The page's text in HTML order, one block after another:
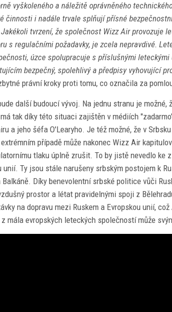
vyškoleného a náležitě oprávněného
činnosti i nadále trvale splňují přísné
tvrzení, že společnost Wizz Air provozuje
s regulačními požadavky, je zcela nepravdivé.
úzce spolupracuje s příslušnými leteckými
bezpečný, spolehlivý a předpisy vyhovující
právní kroky proti tomu, co označila za
další budoucí vývoj. Na jednu stranu je
tak díky této situaci zajištěn v médiích
a jeho šéfa O'Learyho. Je též možné, že v
případě může nakonec Wizz Air
tlaku úplně zrušit. To by jistě nevedlo ke
unií. Ty jsou stále narušeny srbským postojem k
Díky benevolentní srbské politice vůči
prostor a létat pravidelnými spoji z
na dopravu mezi Ruskem a Evropskou unií,
mála evropských leteckých společností může